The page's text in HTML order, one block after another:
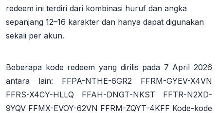
redeem ini terdiri dari kombinasi huruf dan angka
sepanjang 12–16 karakter dan hanya dapat digunakan
sekali per akun.
Beberapa kode redeem yang dirilis pada 7 April 2026
antara lain: FFPA-NTHE-6GR2 FFRM-GYEV-X4VN
FFRS-X4CY-HLLQ FFAH-DNGT-NKST FFTR-N2XD-
9YQV FFMX-EVOY-62VN FFRM-ZQYT-4KFF Kode-kode